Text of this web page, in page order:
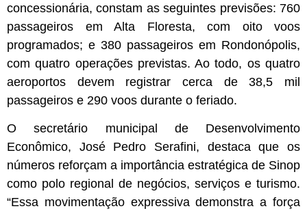
concessionária, constam as seguintes previsões: 760
passageiros em Alta Floresta, com oito voos
programados; e 380 passageiros em Rondonópolis,
com quatro operações previstas. Ao todo, os quatro
aeroportos devem registrar cerca de 38,5 mil
passageiros e 290 voos durante o feriado.
O secretário municipal de Desenvolvimento
Econômico, José Pedro Serafini, destaca que os
números reforçam a importância estratégica de Sinop
como polo regional de negócios, serviços e turismo.
“Essa movimentação expressiva demonstra a força